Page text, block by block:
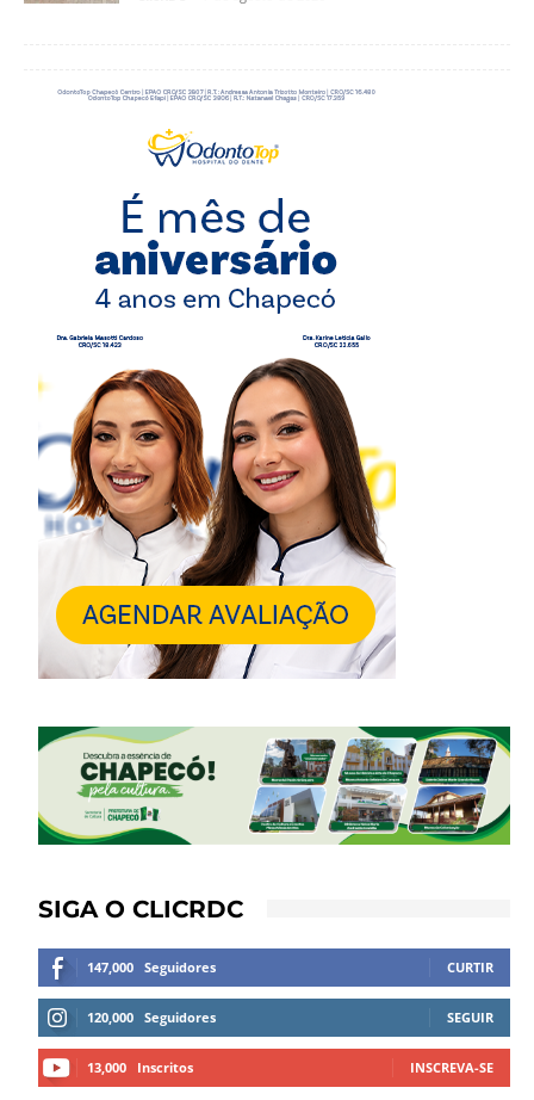
SIGA O CLICRDC
147,000 Seguidores CURTIR
120,000 Seguidores SEGUIR
13,000 Inscritos INSCREVA-SE